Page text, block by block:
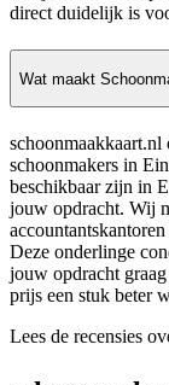
direct duidelijk is
Wat maakt
schoonmakers in
beschikbaar zijn in
jouw opdracht. Wij
Deze onderlinge
jouw opdracht
prijs een stuk beter
Lees de recensies